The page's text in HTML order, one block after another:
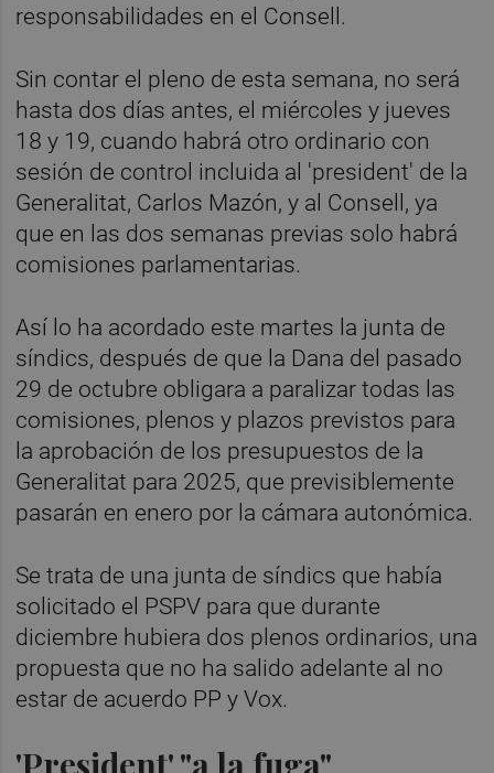
responsabilidades en el Consell.
Sin contar el pleno de esta semana, no será
hasta dos días antes, el miércoles y jueves
18 y 19, cuando habrá otro ordinario con
sesión de control incluida al 'president' de la
Generalitat, Carlos Mazón, y al Consell, ya
que en las dos semanas previas solo habrá
comisiones parlamentarias.
Así lo ha acordado este martes la junta de
síndics, después de que la Dana del pasado
29 de octubre obligara a paralizar todas las
comisiones, plenos y plazos previstos para
la aprobación de los presupuestos de la
Generalitat para 2025, que previsiblemente
pasarán en enero por la cámara autonómica.
Se trata de una junta de síndics que había
solicitado el PSPV para que durante
diciembre hubiera dos plenos ordinarios, una
propuesta que no ha salido adelante al no
estar de acuerdo PP y Vox.
'President' "a la fuga"